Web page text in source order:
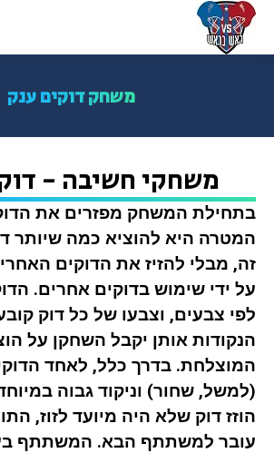
משחק דוקים ענק
משחקי חשיבה -
בתחילת המשחק מפזרים את
המטרה היא להוציא כמה שיותר
זה, מבלי להזיז את הדוקים
על ידי שימוש בדוקים אחרים.
לפי צבעים, וצבעו של כל דוק
הנקודות אותן יקבל השחקן על
המוצלחת. בדרך כלל, לאחד
(למשל, שחור) וניקוד גבוה
הוזז דוק שלא היה מיועד לזוז,
עובר למשתתף הבא. המשתתף